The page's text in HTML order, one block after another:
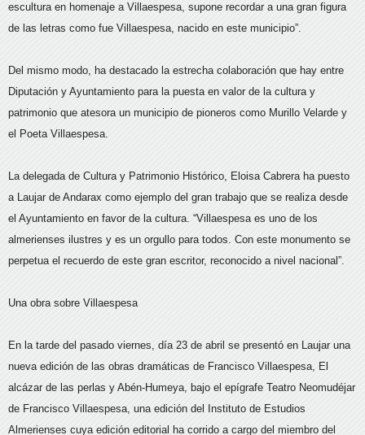
escultura en homenaje a Villaespesa, supone recordar a una gran figura
de las letras como fue Villaespesa, nacido en este municipio”.
Del mismo modo, ha destacado la estrecha colaboración que hay entre
Diputación y Ayuntamiento para la puesta en valor de la cultura y
patrimonio que atesora un municipio de pioneros como Murillo Velarde y
el Poeta Villaespesa.
La delegada de Cultura y Patrimonio Histórico, Eloisa Cabrera ha puesto
a Laujar de Andarax como ejemplo del gran trabajo que se realiza desde
el Ayuntamiento en favor de la cultura. “Villaespesa es uno de los
almerienses ilustres y es un orgullo para todos. Con este monumento se
perpetua el recuerdo de este gran escritor, reconocido a nivel nacional”.
Una obra sobre Villaespesa
En la tarde del pasado viernes, día 23 de abril se presentó en Laujar una
nueva edición de las obras dramáticas de Francisco Villaespesa, El
alcázar de las perlas y Abén-Humeya, bajo el epígrafe Teatro Neomudéjar
de Francisco Villaespesa, una edición del Instituto de Estudios
Almerienses cuya edición editorial ha corrido a cargo del miembro del